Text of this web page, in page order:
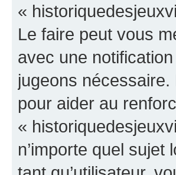
«
Le faire peut vous
avec une
jugeons nécessaire.
pour aider au
«
n’importe quel